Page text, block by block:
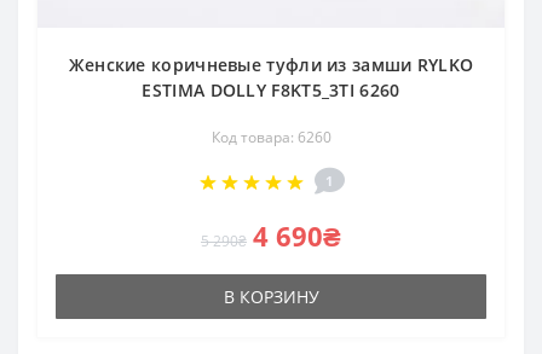
Женские коричневые туфли из замши RYLKO
ESTIMA DOLLY F8KT5_3TI 6260
Код товара: 6260
1
5 290₴ 4 690₴
В КОРЗИНУ